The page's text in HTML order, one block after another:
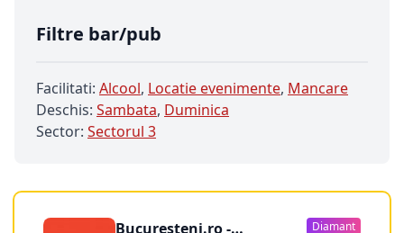
Filtre bar/pub
Facilitati: Alcool, Locatie evenimente, Mancare
Deschis: Sambata, Duminica
Sector: Sectorul 3
Bucuresteni.ro - Diamant